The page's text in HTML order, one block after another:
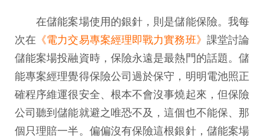
在儲能案場使用的銀針，則是儲能保險。我每
次在 《電力交易專案經理即戰力實務班》 課堂討論
儲能案場投融資時，保險永遠是最熱門的話題。儲
能專案經理覺得保險公司過於保守，明明電池照正
確程序維運很安全、根本不會沒事燒起來，但保險
公司聽到儲能就避之唯恐不及，這個也不能保、那
個只理賠一半。偏偏沒有保險這根銀針，儲能案場